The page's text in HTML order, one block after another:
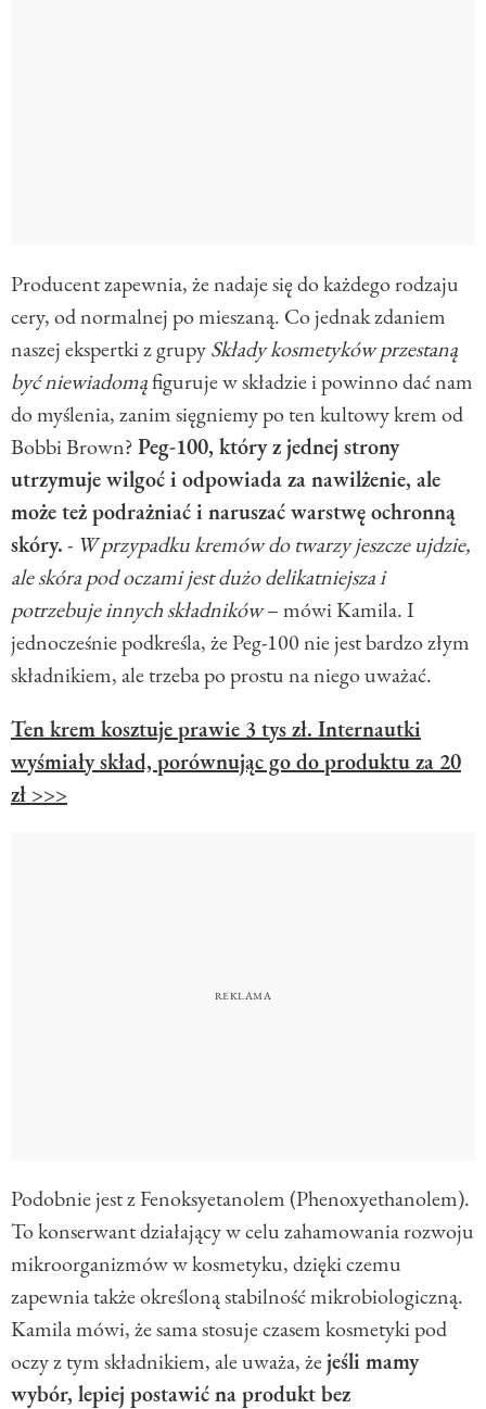
Producent zapewnia, że nadaje się do każdego rodzaju
cery, od normalnej po mieszaną. Co jednak zdaniem
naszej ekspertki z grupySkłady kosmetyków przestaną
być niewiadomąfiguruje w składzie i powinno dać nam
do myślenia, zanim sięgniemy po ten kultowy krem od
Bobbi Brown?Peg-100, który z jednej strony
utrzymuje wilgoć i odpowiada za nawilżenie, ale
może też podrażniać i naruszać warstwę ochronną
skóry.- W przypadku kremów do twarzy jeszcze ujdzie,
ale skóra pod oczami jest dużo delikatniejsza i
potrzebuje innych składników– mówi Kamila. I
jednocześnie podkreśla, że Peg-100 nie jest bardzo złym
składnikiem, ale trzeba po prostu na niego uważać.
Ten krem kosztuje prawie 3 tys zł. Internautki
wyśmiały skład, porównując go do produktu za 20
zł >>>
Podobnie jest zFenoksyetanolem (Phenoxyethanolem).
To konserwant działający w celu zahamowania rozwoju
mikroorganizmów w kosmetyku, dzięki czemu
zapewnia także określoną stabilność mikrobiologiczną.
Kamila mówi, że sama stosuje czasem kosmetyki pod
oczy z tym składnikiem, ale uważa, żejeśli mamy
wybór, lepiej postawić na produkt bez